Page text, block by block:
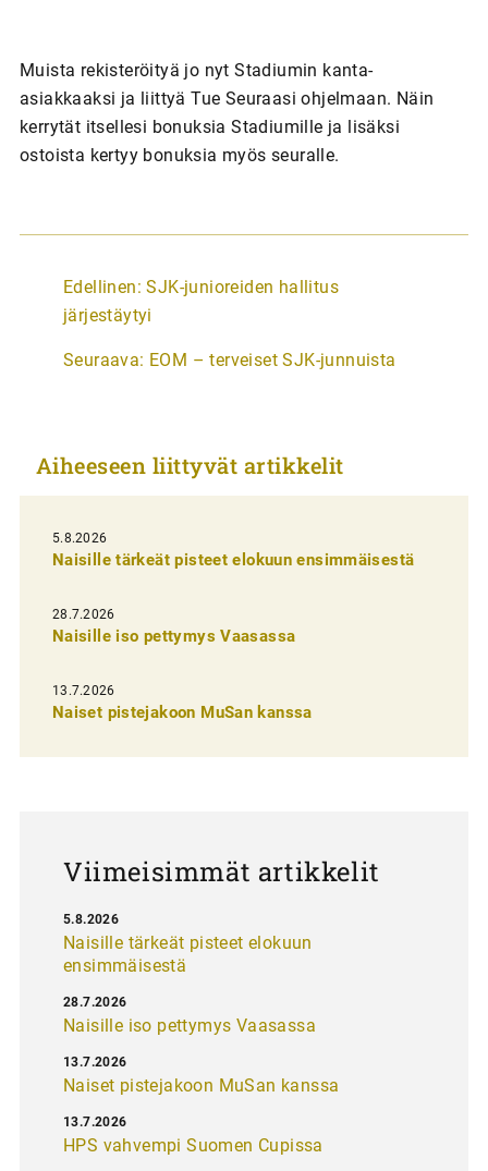
Muista rekisteröityä jo nyt Stadiumin kanta-
asiakkaaksi ja liittyä Tue Seuraasi ohjelmaan. Näin
kerrytät itsellesi bonuksia Stadiumille ja lisäksi
ostoista kertyy bonuksia myös seuralle.
A
r
i
e
i
e
n
s
e
l
Edellinen: SJK-junioreiden hallitus
järjestäytyi
Seuraava: EOM – terveiset SJK-junnuista
Aiheeseen liittyvät artikkelit
5.8.2026
Naisille tärkeät pisteet elokuun ensimmäisestä
28.7.2026
Naisille iso pettymys Vaasassa
13.7.2026
Naiset pistejakoon MuSan kanssa
Viimeisimmät artikkelit
Naisille tärkeät pisteet elokuun
ensimmäisestä
5.8.2026
Naisille iso pettymys Vaasassa
28.7.2026
Naiset pistejakoon MuSan kanssa
13.7.2026
HPS vahvempi Suomen Cupissa
13.7.2026